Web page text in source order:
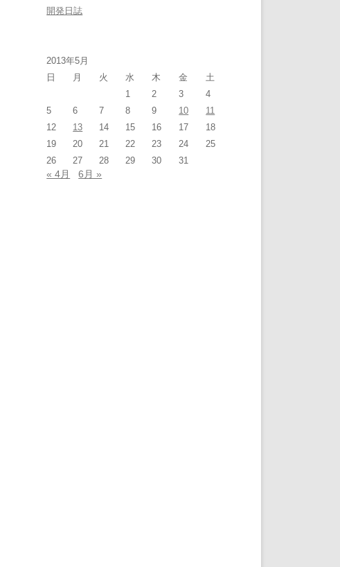
開発日誌
2013年5月
日
月 火 水 木 金
土
1
2 3
4
5
6 7 8 9 10
11
12
13 14 15 16 17
18
19
20 21 22 23 24
25
26
27 28 29 30 31
« 4月 6月 »